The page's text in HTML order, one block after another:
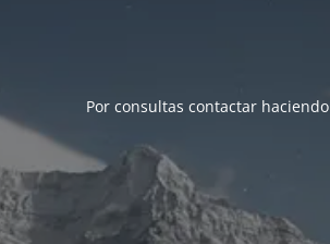
Por consultas contactar haciendo